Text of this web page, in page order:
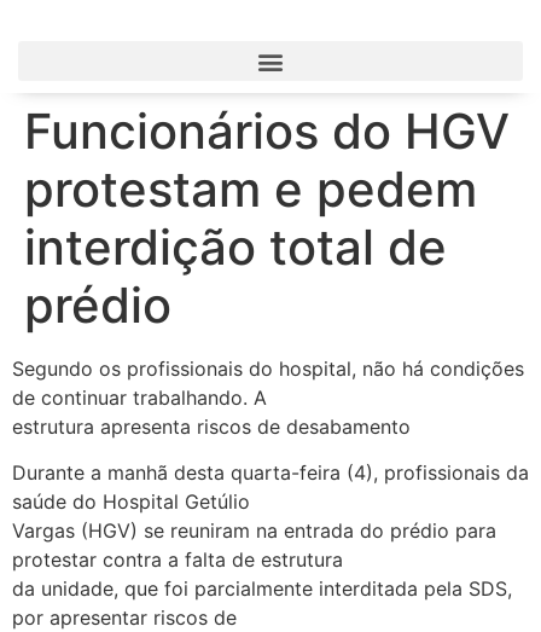
Funcionários do HGV
protestam e pedem
interdição total de
prédio
Segundo os profissionais do hospital, não há condições
de continuar trabalhando. A
estrutura apresenta riscos de desabamento
Durante a manhã desta quarta-feira (4), profissionais da
saúde do Hospital Getúlio
Vargas (HGV) se reuniram na entrada do prédio para
protestar contra a falta de estrutura
da unidade, que foi parcialmente interditada pela SDS,
por apresentar riscos de